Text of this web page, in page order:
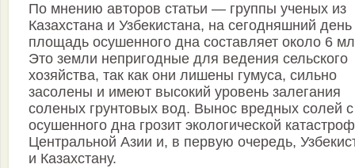
По мнению авторов статьи — группы ученых из
Казахстана и Узбекистана, на сегодняшний день
площадь осушенного дна составляет около 6
Это земли непригодные для ведения сельского
хозяйства, так как они лишены гумуса, сильно
засолены и имеют высокий уровень залегания
соленых грунтовых вод. Вынос вредных солей с
осушенного дна грозит экологической
Центральной Азии и, в первую очередь,
и Казахстану.